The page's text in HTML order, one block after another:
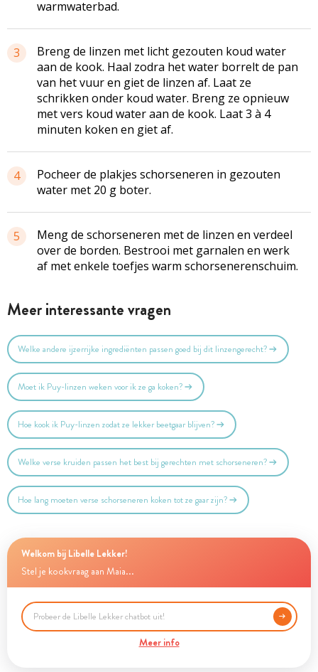
warmwaterbad.
3
Breng de linzen met licht gezouten koud water
aan de kook. Haal zodra het water borrelt de pan
van het vuur en giet de linzen af. Laat ze
schrikken onder koud water. Breng ze opnieuw
met vers koud water aan de kook. Laat 3 à 4
minuten koken en giet af.
4
Pocheer de plakjes schorseneren in gezouten
water met 20 g boter.
5
Meng de schorseneren met de linzen en verdeel
over de borden. Bestrooi met garnalen en werk
af met enkele toefjes warm schorsenerenschuim.
Meer interessante vragen
Welke andere ijzerrijke ingrediënten passen goed bij dit linzengerecht?
Moet ik Puy-linzen weken voor ik ze ga koken?
Hoe kook ik Puy-linzen zodat ze lekker beetgaar blijven?
Welke verse kruiden passen het best bij gerechten met schorseneren?
Hoe lang moeten verse schorseneren koken tot ze gaar zijn?
Welkom bij Libelle Lekker!
Stel je kookvraag aan Maia...
Meer info